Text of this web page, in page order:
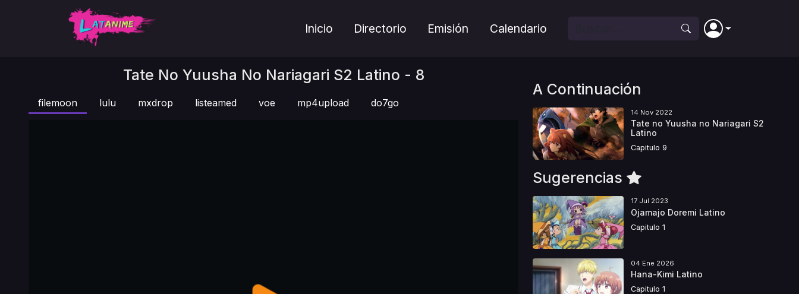
Inicio Directorio Emisión Calendario
Tate No Yuusha No Nariagari S2 Latino - 8
filemoon lulu mxdrop listeamed voe mp4upload do7go
A Continuación
14 Nov 2022
Tate no Yuusha no Nariagari S2
Latino
Capitulo 9
Sugerencias
17 Jul 2023
Ojamajo Doremi Latino
Capitulo 1
04 Ene 2026
Hana-Kimi Latino
Capitulo 1